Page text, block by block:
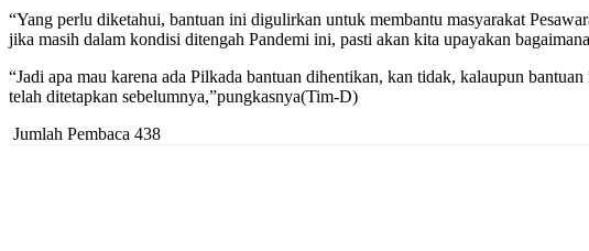
“Yang perlu diketahui, bantuan ini digulirkan untuk membantu masyarakat
jika masih dalam kondisi ditengah Pandemi ini, pasti akan kita upayakan
“Jadi apa mau karena ada Pilkada bantuan dihentikan, kan tidak, kalaupun
telah ditetapkan sebelumnya,”pungkasnya(Tim-D)
Jumlah Pembaca 438